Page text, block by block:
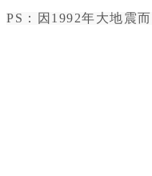
PS：因1992年大地震